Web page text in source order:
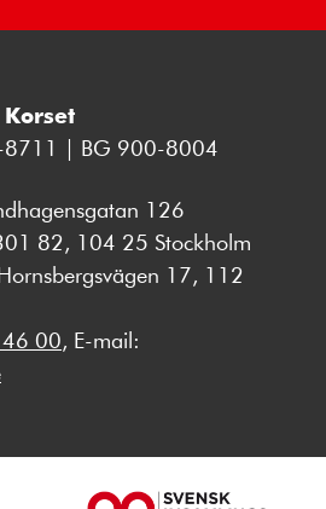
| BG 900-8004
126
82, 104 25 Stockholm
17, 112
00, E-mail: